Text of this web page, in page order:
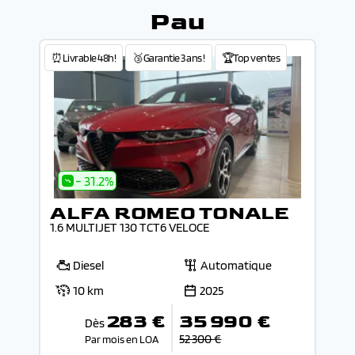
Pau
⏰Livrable 48h! 🥉Garantie 3 ans ! 🏆Top ventes
- 31.2%
ALFA ROMEO TONALE
1.6 MULTIJET 130 TCT6 VELOCE
Diesel
Automatique
10 km
2025
Dès 283 €
Par mois en LOA
35 990 €
52 300 €